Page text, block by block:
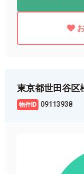
東京都世田谷区
09113938